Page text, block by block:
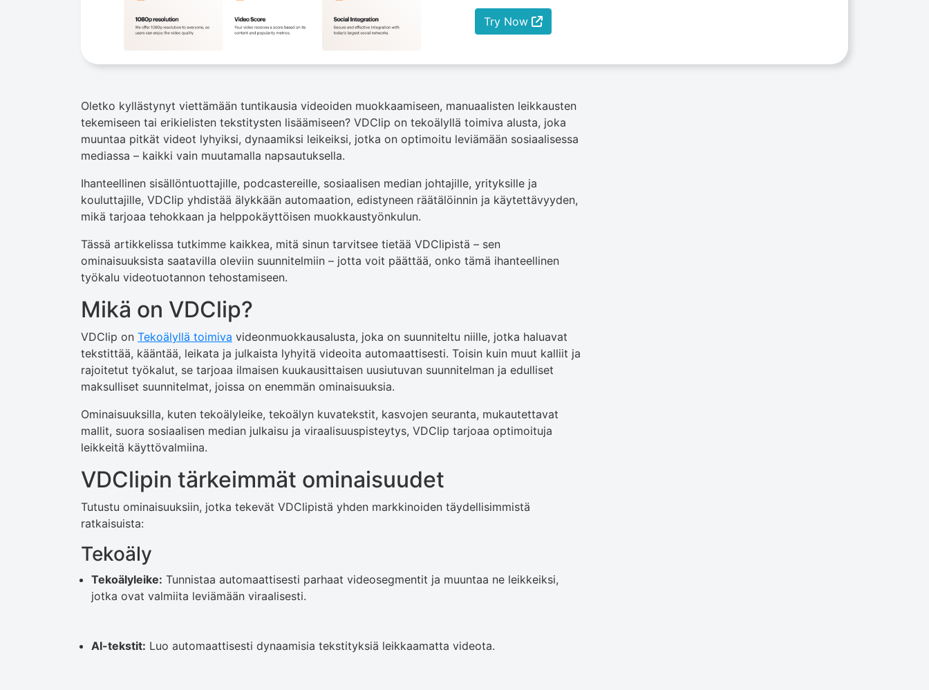
Try Now
Oletko kyllästynyt viettämään tuntikausia videoiden muokkaamiseen, manuaalisten leikkausten
tekemiseen tai erikielisten tekstitysten lisäämiseen? VDClip on tekoälyllä toimiva alusta, joka
muuntaa pitkät videot lyhyiksi, dynaamiksi leikeiksi, jotka on optimoitu leviämään sosiaalisessa
mediassa – kaikki vain muutamalla napsautuksella.
Ihanteellinen sisällöntuottajille, podcastereille, sosiaalisen median johtajille, yrityksille ja
kouluttajille, VDClip yhdistää älykkään automaation, edistyneen räätälöinnin ja käytettävyyden,
mikä tarjoaa tehokkaan ja helppokäyttöisen muokkaustyönkulun.
Tässä artikkelissa tutkimme kaikkea, mitä sinun tarvitsee tietää VDClipistä – sen
ominaisuuksista saatavilla oleviin suunnitelmiin – jotta voit päättää, onko tämä ihanteellinen
työkalu videotuotannon tehostamiseen.
Mikä on VDClip?
VDClip on Tekoälyllä toimiva videonmuokkausalusta, joka on suunniteltu niille, jotka haluavat
tekstittää, kääntää, leikata ja julkaista lyhyitä videoita automaattisesti. Toisin kuin muut kalliit ja
rajoitetut työkalut, se tarjoaa ilmaisen kuukausittaisen uusiutuvan suunnitelman ja edulliset
maksulliset suunnitelmat, joissa on enemmän ominaisuuksia.
Ominaisuuksilla, kuten tekoälyleike, tekoälyn kuvatekstit, kasvojen seuranta, mukautettavat
mallit, suora sosiaalisen median julkaisu ja viraalisuuspisteytys, VDClip tarjoaa optimoituja
leikkeitä käyttövalmiina.
VDClipin tärkeimmät ominaisuudet
Tutustu ominaisuuksiin, jotka tekevät VDClipistä yhden markkinoiden täydellisimmistä
ratkaisuista:
Tekoäly
Tekoälyleike: Tunnistaa automaattisesti parhaat videosegmentit ja muuntaa ne leikkeiksi,
jotka ovat valmiita leviämään viraalisesti.
AI-tekstit: Luo automaattisesti dynaamisia tekstityksiä leikkaamatta videota.